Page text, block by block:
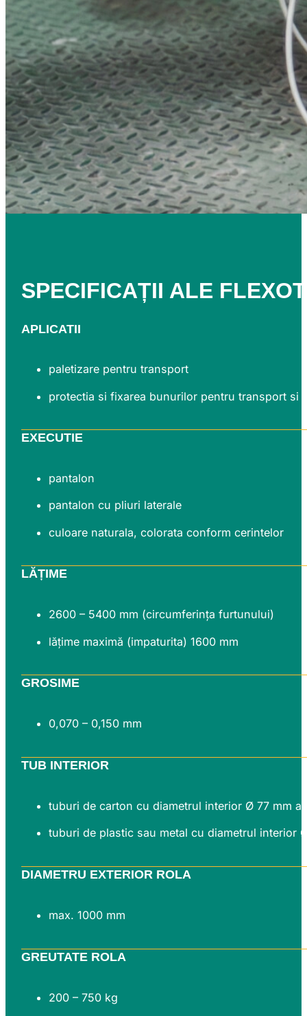
SPECIFICAȚII ALE
APLICATII
paletizare pentru transport
protectia si fixarea bunurilor pentru transport si
EXECUTIE
pantalon
pantalon cu pliuri laterale
culoare naturala, colorata conform cerintelor
LĂȚIME
2600 – 5400 mm (circumferința furtunului)
lățime maximă (impaturita) 1600 mm
GROSIME
0,070 – 0,150 mm
TUB INTERIOR
tuburi de carton cu diametrul interior Ø 77 mm
tuburi de plastic sau metal cu diametrul interior
DIAMETRU EXTERIOR ROLA
max. 1000 mm
GREUTATE ROLA
200 – 750 kg